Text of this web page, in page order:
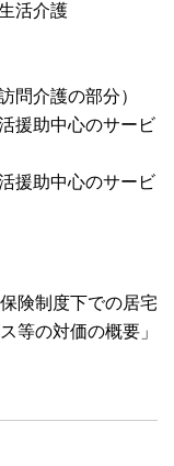
活介護
問介護の部分）
援助中心のサービ
援助中心のサービ
険制度下での居宅
等の対価の概要」